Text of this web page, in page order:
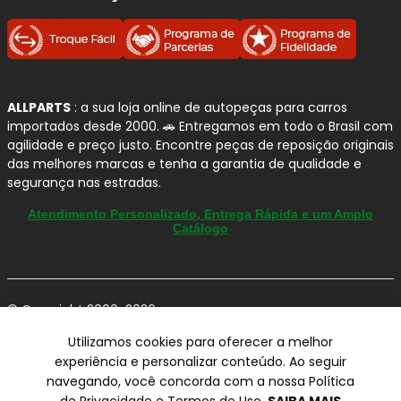
Linhas de amortecedores BILSTEIN
BILSTEIN B4: linha de reposição com padrão
equivalente ao original (OEM) , ideal para
quem buscaconforto, estabilidade e
manutenção das características originais
do veículo .
BILSTEIN B6:amortecedores dealta
, com maior capacidade de
dirigibilidade, resposta mais firme e maior
segurança, inclusive em uso mais severo.
molas esportivas (rebaixados) , oferecendo
controle máximo, estabilidade em curvas e
comportamento esportivo .
ALLPARTS : a sua loja online de autopeças para carros
importados desde 2000. 🚗 Entregamos em todo o Brasil com
agilidade e preço justo. Encontre peças de reposição originais
das melhores marcas e tenha a garantia de qualidade e
segurança nas estradas.
Atendimento Personalizado, Entrega Rápida e um Amplo
Catálogo
© Copyright 2000-2026
CNPJ 03.724.695/0001-42 - Av. Avelino Capellato, 450 - Santa
Claudina - Vinhedo/SP - CEP 13284-480.
Preços, condições de pagamento e frete exclusivos para compras via
Utilizamos cookies para oferecer a melhor
experiência e personalizar conteúdo. Ao seguir
navegando, você concorda com a nossa Política